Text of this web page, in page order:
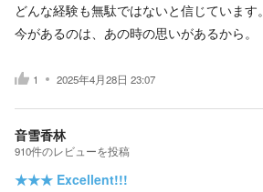
どんな経験も無駄ではないと信じています。
今があるのは、あの時の思いがあるから。
1 2025年4月28日 23:07
音雪香林
910件のレビューを投稿
★★★ Excellent!!!